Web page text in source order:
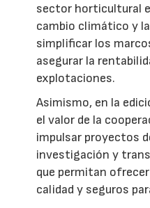
sector horticultural
cambio climático y
simplificar los
asegurar la
explotaciones.
Asimismo, en la
el valor de la
impulsar proyectos
investigación y
que permitan
calidad y seguros